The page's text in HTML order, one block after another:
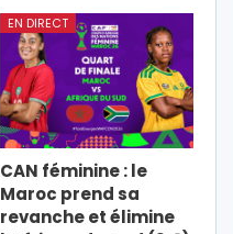
EN DIRECT
CAN féminine : le
Maroc prend sa
revanche et élimine